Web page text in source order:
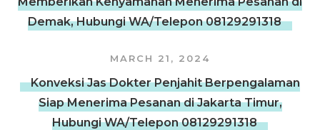
Demak, Hubungi WA/Telepon 08129291318
MARCH 21, 2024
Konveksi Jas Dokter Penjahit Berpengalaman
Siap Menerima Pesanan di Jakarta Timur,
Hubungi WA/Telepon 08129291318